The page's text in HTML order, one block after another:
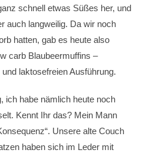
schnell etwas Süßes her, und
auch langweilig. Da wir noch
hatten, gab es heute also
carb Blaubeermuffins –
laktosefreien Ausführung.
ich habe nämlich heute noch
Kennt Ihr das? Mein Mann
Unsere alte Couch
haben sich im Leder mit